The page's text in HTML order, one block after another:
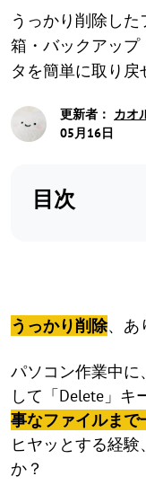
うっかり削除した
箱・バックアップ
タを簡単に取り戻
更新者： カオ
05月16日
目次
うっかり削除、あ
パソコン作業中に
して「Delete」キ
事なファイルまで
ヒヤッとする経
か？